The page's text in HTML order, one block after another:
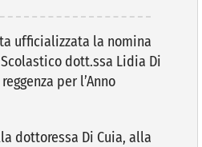
ufficializzata la nomina
dott.ssa Lidia Di
per l’Anno
dottoressa Di Cuia, alla